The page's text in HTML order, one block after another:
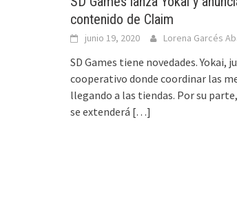
contenido de Claim
junio 19, 2020 Lorena Garcés
SD Games tiene novedades. Yokai,
cooperativo donde coordinar las
llegando a las tiendas. Por su
se extenderá […]